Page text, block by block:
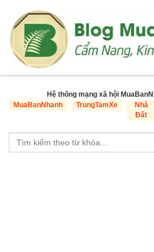
Hệ thống mạng xã hội
MuaBanNhanh
TrungTamXe
Nhà
Đất